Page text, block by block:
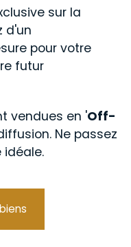
sur la
d'un
pour votre
futur
vendues en 'Off-
Ne passez
idéale.